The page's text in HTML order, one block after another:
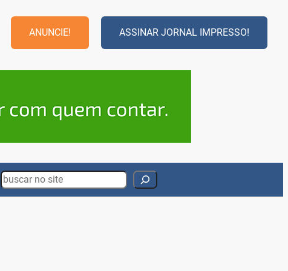
ANUNCIE! ASSINAR JORNAL IMPRESSO!
Search